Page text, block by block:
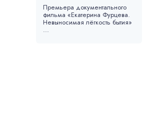
Премьера документального
фильма «Екатерина Фурцева.
Невыносимая лёгкость бытия»
...